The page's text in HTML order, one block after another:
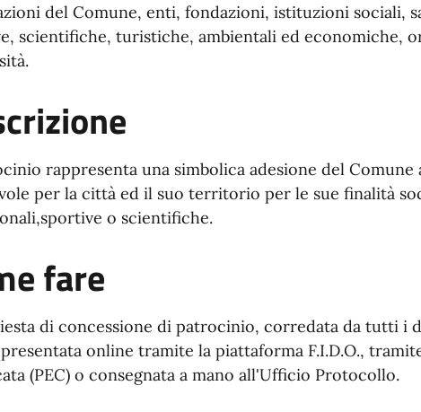
del Comune, enti, fondazioni, istituzioni sociali,
scientifiche, turistiche, ambientali ed economiche,
rappresenta una simbolica adesione del
per la città ed il suo territorio per le sue finalità
o scientifiche.
fare
di concessione di patrocinio, corredata da tutti i
online tramite la piattaforma F.I.D.O.,
(PEC) o consegnata a mano all'Ufficio Protocollo.